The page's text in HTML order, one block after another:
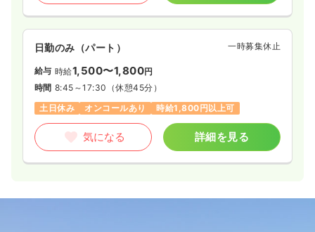
日勤のみ（パート） 一時募集休止
給与 時給1,500〜1,800円
時間 8:45～17:30 （休憩45分）
土日休み
オンコールあり 時給1,800円以上可
気になる 詳細を見る